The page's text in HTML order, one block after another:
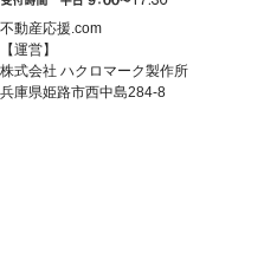
不動産応援.com
【運営】
株式会社 ハクロマーク製作所
兵庫県姫路市西中島284-8